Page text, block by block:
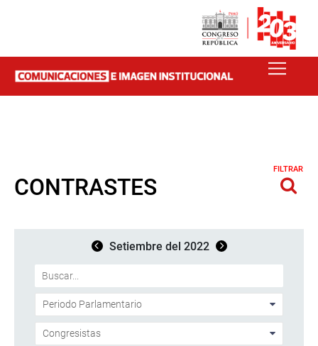
CONTRASTES
FILTRAR
Setiembre del 2022